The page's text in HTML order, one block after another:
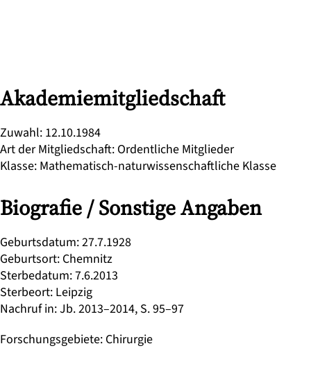
Akademiemitgliedschaft
Zuwahl: 12.10.1984
Art der Mitgliedschaft: Ordentliche Mitglieder
Klasse: Mathematisch-naturwissenschaftliche Klasse
Biografie / Sonstige Angaben
Geburtsdatum:27.7.1928
Geburtsort: Chemnitz
Sterbedatum:7.6.2013
Sterbeort: Leipzig
Nachruf in:Jb. 2013–2014, S. 95–97
Forschungsgebiete: Chirurgie